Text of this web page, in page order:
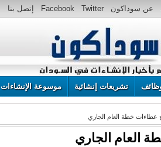
عن سوداكون Twitter
Facebook إتصل بنا
تشريعات إنشائية موسوعة الإنشاءات
عطاءات خطة العام الجاري
العام الجاري